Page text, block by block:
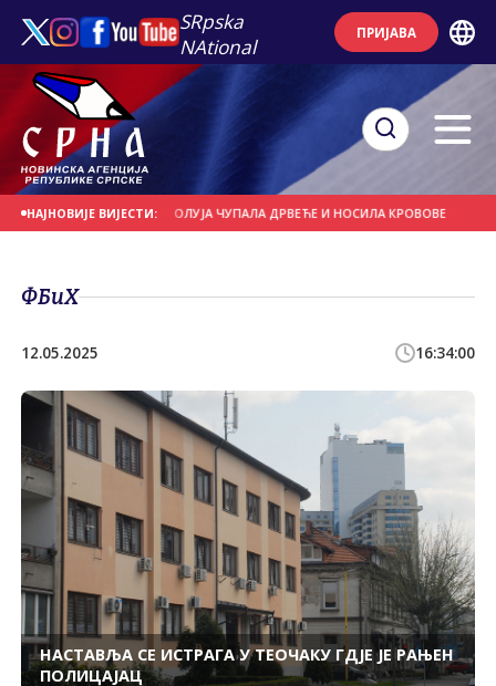
SRpska
NAtional
ПРИЈАВА
НАЈНОВИЈЕ ВИЈЕСТИ:
ДАНАШЊИ ДАН ОЛУЈА ЧУПАЛА ДРВЕЋЕ И НОСИЛА КРОВОВЕ ЈАКИ
ФБиХ
12.05.2025 16:34:00
НАСТАВЉА СЕ ИСТРАГА У ТЕОЧАКУ ГДЈЕ ЈЕ РАЊЕН
ПОЛИЦАЈАЦ